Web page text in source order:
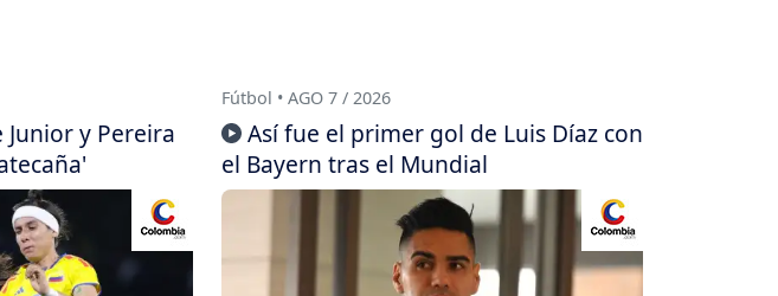
y Pereira
Fútbol • AGO 7 / 2026
Así fue el primer gol de Luis Díaz con
el Bayern tras el Mundial